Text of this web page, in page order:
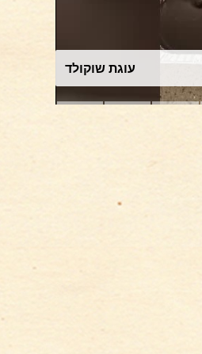
עוגת שוקולד